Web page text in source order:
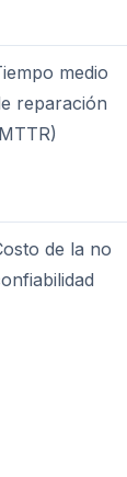
medio
reparación
de la no